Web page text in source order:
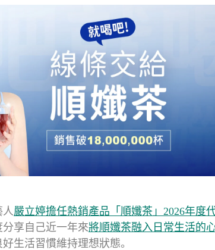
嚴立婷擔任熱銷產品「順孅茶」2026年度
享自己近一年來將順孅茶融入日常生活的
生活習慣維持理想狀態。